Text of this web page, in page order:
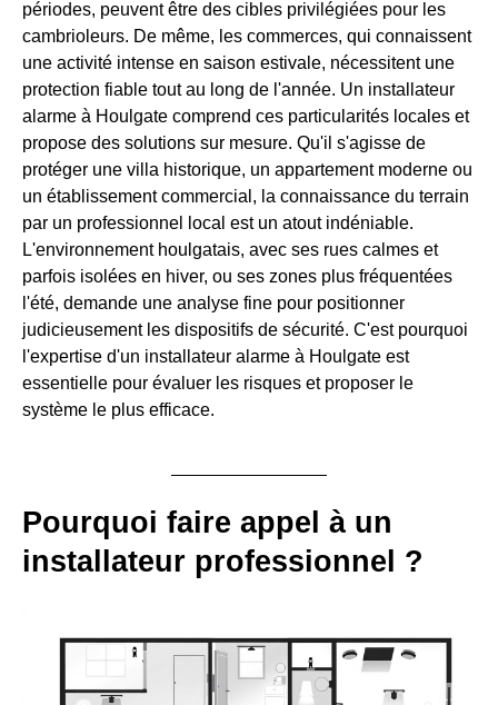
périodes, peuvent être des cibles privilégiées pour les
cambrioleurs. De même, les commerces, qui connaissent
une activité intense en saison estivale, nécessitent une
protection fiable tout au long de l'année. Un installateur
alarme à Houlgate comprend ces particularités locales et
propose des solutions sur mesure. Qu'il s'agisse de
protéger une villa historique, un appartement moderne ou
un établissement commercial, la connaissance du terrain
par un professionnel local est un atout indéniable.
L'environnement houlgatais, avec ses rues calmes et
parfois isolées en hiver, ou ses zones plus fréquentées
l'été, demande une analyse fine pour positionner
judicieusement les dispositifs de sécurité. C'est pourquoi
l'expertise d'un installateur alarme à Houlgate est
essentielle pour évaluer les risques et proposer le
système le plus efficace.
Pourquoi faire appel à un
installateur professionnel ?